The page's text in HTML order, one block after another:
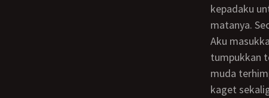
kepadaku
matanya.
Aku masukkan kembali baju-baju Ivan yang telah kami keluarkan. Lalu ketika
tumpukkan
muda
kaget